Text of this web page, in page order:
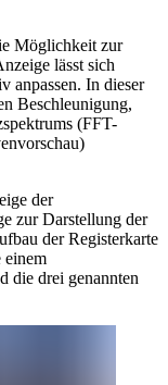
Möglichkeit zur
lässt sich
anpassen. In dieser
Beschleunigung,
(FFT-
der
zur Darstellung der
der Registerkarte
einem
die drei genannten